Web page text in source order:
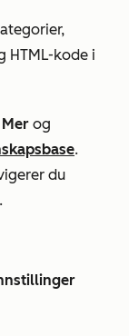
HTML-kode i
Mer og
.
du
.